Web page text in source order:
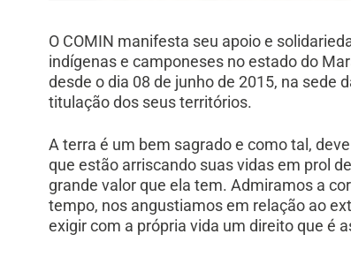
O COMIN manifesta seu apoio e
indígenas e camponeses no estado do
desde o dia 08 de junho de 2015, na sede
titulação dos seus territórios.
A terra é um bem sagrado e como tal,
que estão arriscando suas vidas em prol
grande valor que ela tem. Admiramos a
tempo, nos angustiamos em relação ao
exigir com a própria vida um direito que é